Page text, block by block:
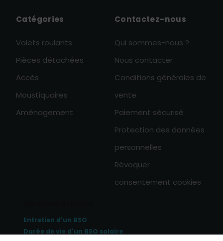
Catégories
Volets roulants
Pièces détachées
Accès
Moustiquaires
Aménagement
Contactez-nous
Qui sommes-nous ?
Nous contacter
Conditions générales de
vente
Paiement sécurisé
Protection des données
personnelles
Révoquer
consentement cookies
Entretien d'un BSO
Durée de vie d'un BSO solaire